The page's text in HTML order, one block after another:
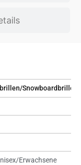
Snowboardbrillen
Erwachsene